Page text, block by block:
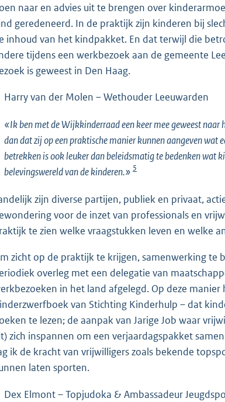
naar en advies uit te brengen over
geredeneerd. In de praktijk zijn kinderen bij
inhoud van het kindpakket. En dat terwijl die
tijdens een werkbezoek aan de gemeente
is geweest in Den Haag.
Harry van der Molen – Wethouder Leeuwarden
«Ik ben met de Wijkkinderraad een keer mee geweest
dan dat zij op een praktische manier kunnen aangeven
betrekken is ook leuker dan beleidsmatig te bedenken wat
belevingswereld van de kinderen.» 5
zijn diverse partijen, publiek en privaat,
voor de inzet van professionals en
te zien welke vraagstukken leven en welke
zicht op de praktijk te krijgen, samenwerking te
overleg met een delegatie van
in het land afgelegd. Op deze
van Stichting Kinderhulp – dat
te lezen; de aanpak van Jarige Job waar
zich inspannen om een verjaardagspakket
ik de kracht van vrijwilligers zoals bekende
laten sporten.
Dex Elmont – Topjudoka & Ambassadeur